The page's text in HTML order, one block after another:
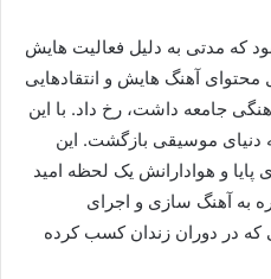
بود که مدتی به دلیل فعالیت‌ هایش
آهنگ‌ هایش و انتقادهایی
جامعه داشت، رخ داد. با این
دنیای موسیقی بازگشت. این
و هوادارانش یک لحظه امید
به آهنگ‌ سازی و اجرای
که در دوران زندان کسب کرده